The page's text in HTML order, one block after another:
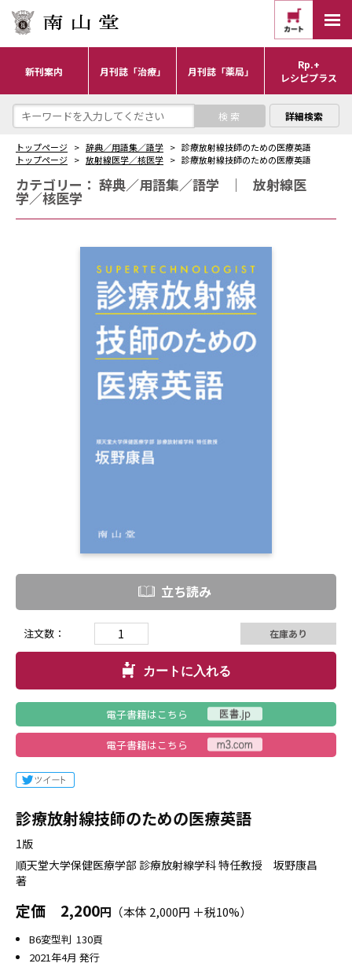
新刊案内 月刊誌「治療」 月刊誌「薬局」
Rp.+
レシピプラス
詳細検索
トップページ 辞典／用語集／語学
診療放射線技師のための医療英語
トップページ
放射線医学／核医学 診療放射線技師のための医療英語
カテゴリー： 辞典／用語集／語学 ｜ 放射線医
学／核医学
立ち読み
注文数： 在庫あり
カートに入れる
電子書籍はこちら
電子書籍はこちら
診療放射線技師のための医療英語
1版
順天堂大学保健医療学部 診療放射線学科 特任教授 坂野康昌
著
定価 2,200円 （本体 2,000円 ＋税10%）
B6変型判 130頁
2021年4月 発行